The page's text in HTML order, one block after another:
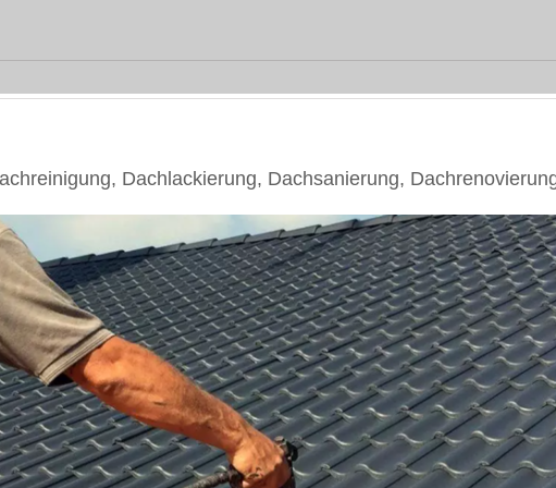
Dachlackierung, Dachsanierung,